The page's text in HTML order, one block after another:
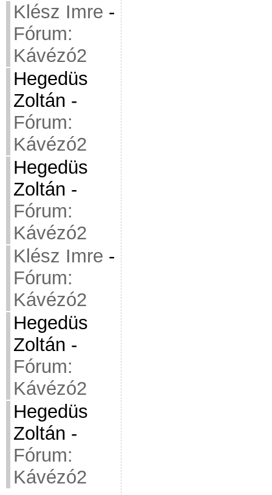
Klész Imre -
Fórum:
Kávézó2
Hegedüs
Zoltán -
Fórum:
Kávézó2
Hegedüs
Zoltán -
Fórum:
Kávézó2
Klész Imre -
Fórum:
Kávézó2
Hegedüs
Zoltán -
Fórum:
Kávézó2
Hegedüs
Zoltán -
Fórum:
Kávézó2